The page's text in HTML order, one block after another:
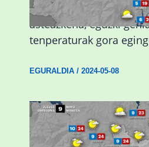
Eguraldiak hobera
asteazkena, eguzki
tenperaturak gora
EGURALDIA/ 2024-05-08